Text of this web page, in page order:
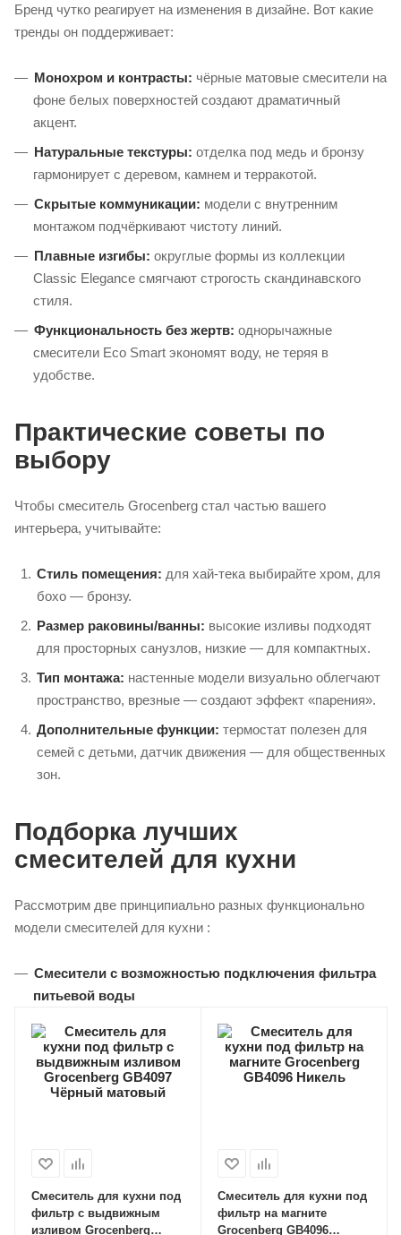
Бренд чутко реагирует на изменения в дизайне. Вот какие
тренды он поддерживает:
Монохром и контрасты: чёрные матовые смесители на
фоне белых поверхностей создают драматичный
акцент.
Натуральные текстуры: отделка под медь и бронзу
гармонирует с деревом, камнем и терракотой.
Скрытые коммуникации: модели с внутренним
монтажом подчёркивают чистоту линий.
Плавные изгибы: округлые формы из коллекции
Classic Elegance смягчают строгость скандинавского
стиля.
Функциональность без жертв: однорычажные
смесители Eco Smart экономят воду, не теряя в
удобстве.
Практические советы по
выбору
Чтобы смеситель Grocenberg стал частью вашего
интерьера, учитывайте:
Стиль помещения: для хай‑тека выбирайте хром, для
бохо — бронзу.
Размер раковины/ванны: высокие изливы подходят
для просторных санузлов, низкие — для компактных.
Тип монтажа: настенные модели визуально облегчают
пространство, врезные — создают эффект «парения».
Дополнительные функции: термостат полезен для
семей с детьми, датчик движения — для общественных
зон.
Подборка лучших
смесителей для кухни
Рассмотрим две принципиально разных функционально
модели смесителей для кухни :
Смесители с возможностью подключения фильтра
питьевой воды
Смеситель для кухни под
фильтр с выдвижным
изливом Grocenberg
Смеситель для кухни под
фильтр на магните
Grocenberg GB4096